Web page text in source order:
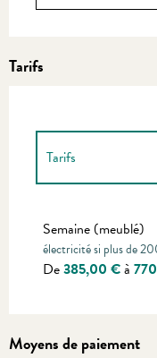
Tarifs
Tarifs
Semaine (meublé)
électricité si plus de
De385,00 €à
Moyens de paiement